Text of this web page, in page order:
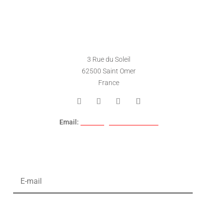
3 Rue du Soleil
62500 Saint Omer
France
Email: